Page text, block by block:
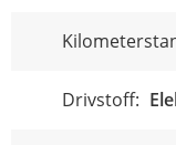
Drivstoff: